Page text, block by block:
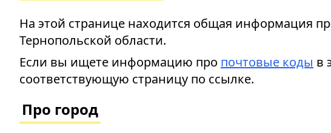
На этой странице находится общая информация
Тернопольской области.
Если вы ищете информацию про почтовые коды в
соответствующую страницу по ссылке.
Про город